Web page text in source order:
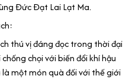
Đức Đạt Lai Lạt Ma.
thú vị đáng đọc trong thời đại
chọi với biến đổi khí hậu
một món quà đối với thế giới